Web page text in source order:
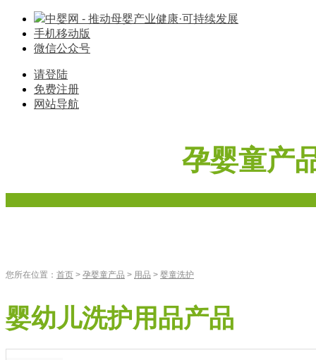
中婴网 - 推动母婴产业健康·可持续发展
手机移动版
微信公众号
请登陆
免费注册
网站导航
孕婴童产
您所在位置： 首页 > 孕婴童产品 > 用品 > 婴童洗护
婴幼儿洗护用品产品